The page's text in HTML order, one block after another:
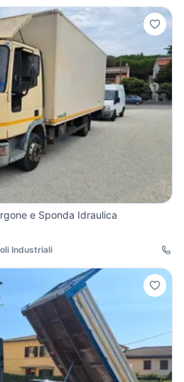
e Sponda Idraulica
Industriali